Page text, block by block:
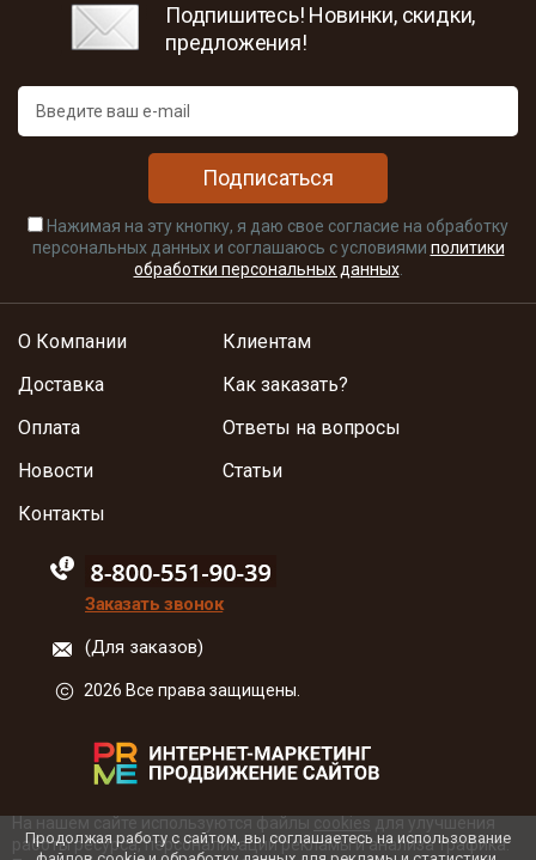
Подпишитесь! Новинки, скидки,
предложения!
Подписаться
Нажимая на эту кнопку, я даю свое согласие на обработку
персональных данных и соглашаюсь с условиями политики
обработки персональных данных.
О Компании
Доставка
Оплата
Новости
Клиентам
Как заказать?
Ответы на вопросы
Статьи
Контакты
88005555550
Заказать звонок
(Для заказов)
2026 Все права защищены.
На нашем сайте используются файлы cookies для улучшения
работы ресурса, персонализации рекламы и анализа трафика.
Продолжая работу с сайтом, вы соглашаетесь на использование